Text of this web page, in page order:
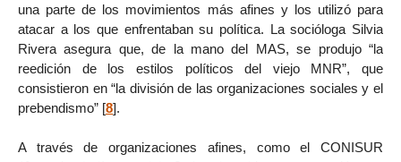
una parte de los movimientos más afines y los utilizó para
atacar a los que enfrentaban su política. La socióloga Silvia
Rivera asegura que, de la mano del MAS, se produjo “la
reedición de los estilos políticos del viejo MNR”, que
consistieron en “la división de las organizaciones sociales y el
prebendismo” [8].
A través de organizaciones afines, como el CONISUR